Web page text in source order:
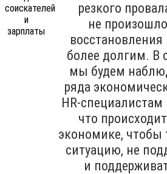
резкого
не
восстановления
более долгим. В
мы будем
ряда
HR-
что
экономике, чтобы
ситуацию, не
и